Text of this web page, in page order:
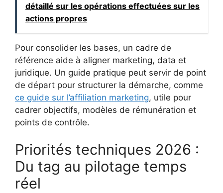
détaillé sur les opérations effectuées sur les
actions propres
Pour consolider les bases, un cadre de
référence aide à aligner marketing, data et
juridique. Un guide pratique peut servir de point
de départ pour structurer la démarche, comme
ce guide sur l’affiliation marketing, utile pour
cadrer objectifs, modèles de rémunération et
points de contrôle.
Priorités techniques 2026 :
Du tag au pilotage temps
réel